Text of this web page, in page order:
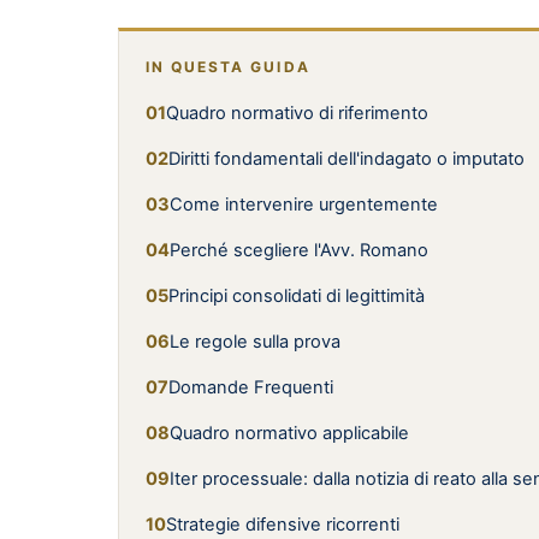
IN QUESTA GUIDA
Quadro normativo di riferimento
Diritti fondamentali dell'indagato o imputato
Come intervenire urgentemente
Perché scegliere l'Avv. Romano
Principi consolidati di legittimità
Le regole sulla prova
Domande Frequenti
Quadro normativo applicabile
Iter processuale: dalla notizia di reato alla
Strategie difensive ricorrenti